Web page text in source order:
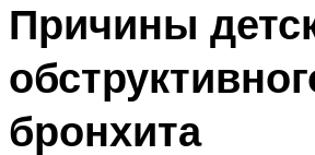
Причины
бронхита